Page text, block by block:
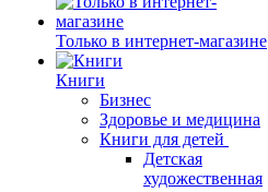
Только в интернет-магазине
Книги
Бизнес
Здоровье и медицина
Книги для детей
Детская
художественная